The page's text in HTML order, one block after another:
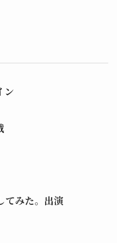
ン
てみた。出演